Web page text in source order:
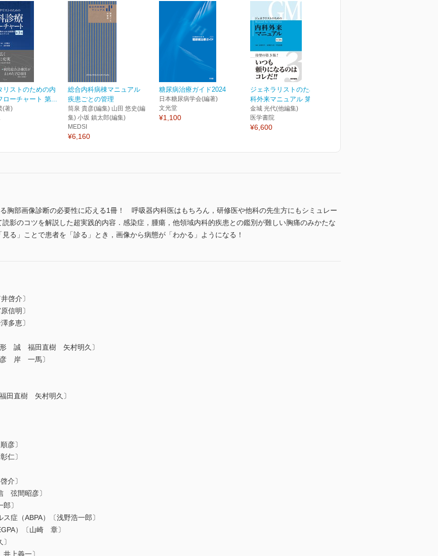
リストのための内
ローチャート 第...
(著)
総合内科病棟マニュアル
疾患ごとの管理
筒泉 貴彦(編集) 山田 悠史(編
集) 小坂 鎮太郎(編集)
MEDSI
¥6,160
糖尿病治療ガイド2024
日本糖尿病学会(編著)
文光堂
¥1,100
ジェネラリストのための内
科外来マニュアル 第3版
金城 光代(他編集)
医学書院
¥6,600
胸部画像診断の必要性に応える1冊！ 呼吸器内科医はもちろん，研修医や他科の先生方にもシミュレー
影のコツを解説した超実践的内容．感染症，腫瘍，他領域内科的疾患との鑑別が難しい胸痛のみかたな
る」ことで患者を「診る」とき，画像から病態が「わかる」ようになる！
啓介〕
信明〕
多恵〕
誠 福田直樹 矢村明久〕
彦 岸 一馬〕
直樹 矢村明久〕
彦〕
仁〕
介〕
弦間昭彦〕
〕
症（ABPA）〔浅野浩一郎〕
）〔山崎 章〕
上義一〕